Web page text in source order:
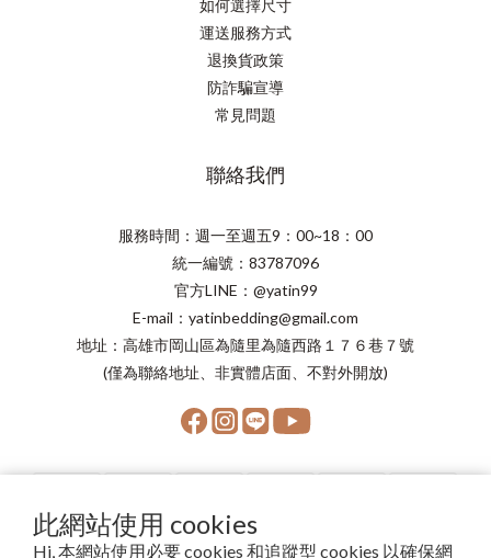
此網站使用 cookies
Hi, 本網站使用必要 cookies 和追蹤型 cookies 以確保網
如何選擇尺寸
運送服務方式
退換貨政策
防詐騙宣導
常見問題
聯絡我們
服務時間：週一至週五9：00~18：00
統一編號：83787096
官方LINE：@yatin99
E-mail：yatinbedding@gmail.com
地址：高雄市岡山區為隨里為隨西路１７６巷７號
(僅為聯絡地址、非實體店面、不對外開放)